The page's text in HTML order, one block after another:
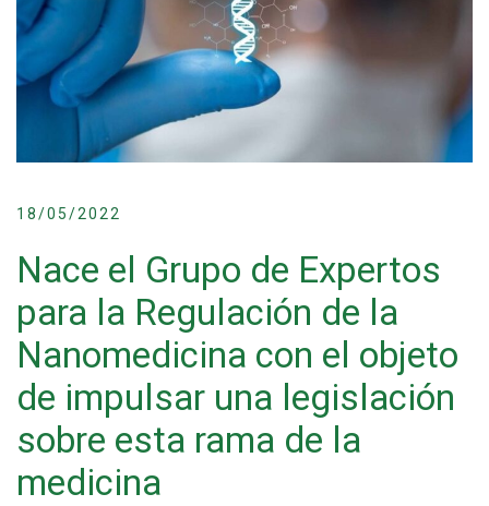
18/05/2022
Nace el Grupo de Expertos
para la Regulación de la
Nanomedicina con el objeto
de impulsar una legislación
sobre esta rama de la
medicina